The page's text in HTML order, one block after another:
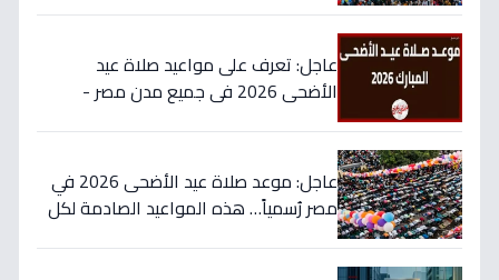
عاجل: تعرف على مواعيد صلاة عيد
الأضحى 2026 في جميع مدن مصر -
عاجل: موعد صلاة عيد الأضحى 2026 في
مصر رُسمياً… هذه المواعيد الصادمة لكل